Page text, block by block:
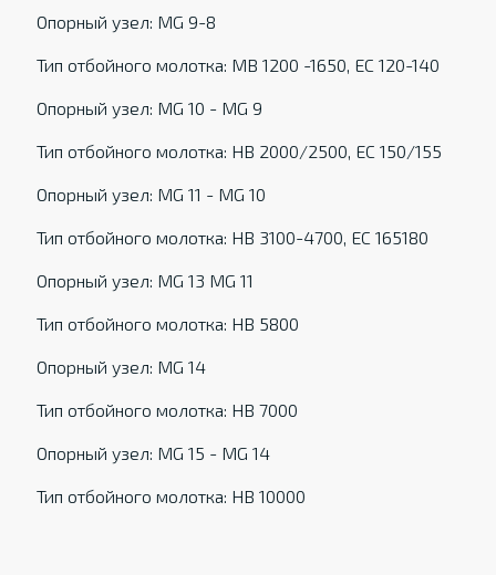
Опорный узел: MG 9-8
Тип отбойного молотка: MB 1200 -1650, EC 120-140
Опорный узел: MG 10 - MG 9
Тип отбойного молотка: HB 2000/2500, EC 150/155
Опорный узел: MG 11 - MG 10
Тип отбойного молотка: HB 3100-4700, EC 165180
Опорный узел: MG 13 MG 11
Тип отбойного молотка: HB 5800
Опорный узел: MG 14
Тип отбойного молотка: HB 7000
Опорный узел: MG 15 - MG 14
Тип отбойного молотка: HB 10000